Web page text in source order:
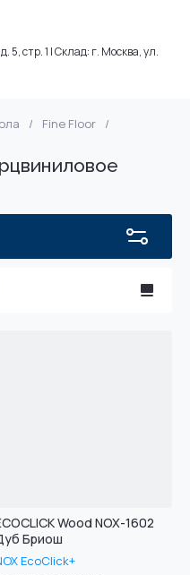
5, стр. 1 | Склад: г. Москва, ул.
/ Fine Floor
/
Wood NOX-1602
Бриош
EcoClick+